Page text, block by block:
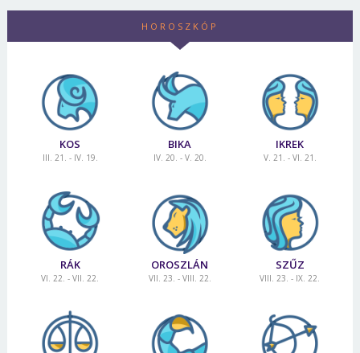
HOROSZKÓP
KOS
III. 21. - IV. 19.
BIKA
IV. 20. - V. 20.
IKREK
V. 21. - VI. 21.
RÁK
VI. 22. - VII. 22.
OROSZLÁN
VII. 23. - VIII. 22.
SZŰZ
VIII. 23. - IX. 22.